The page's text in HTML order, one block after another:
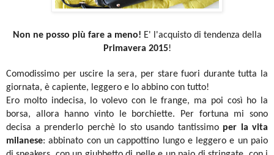
Non ne posso più fare a meno! E' l'acquisto di tendenza della
Primavera 2015!
Comodissimo per uscire la sera, per stare fuori durante tutta la
giornata, è capiente, leggero e lo abbino con tutto!
Ero molto indecisa, lo volevo con le frange, ma poi così ho la
borsa, allora hanno vinto le borchiette. Per fortuna mi sono
decisa a prenderlo perchè lo sto usando tantissimo per la vita
milanese: abbinato con un cappottino lungo e leggero e un paio